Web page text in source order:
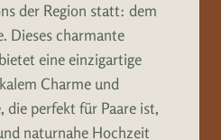
der Region statt: dem
Dieses charmante
eine einzigartige
Charme und
die perfekt für Paare ist,
naturnahe Hochzeit